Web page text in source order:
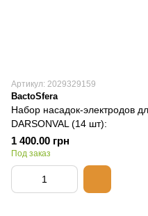
Артикул: 2029329159
BactoSfera
Набор насадок-электродов
DARSONVAL (14 шт):
1 400.00 грн
Под заказ